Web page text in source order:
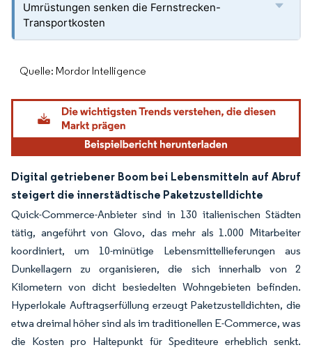
Umrüstungen senken die Fernstrecken-
Transportkosten
Quelle: Mordor Intelligence
Digital getriebener Boom bei Lebensmitteln auf Abruf
steigert die innerstädtische Paketzustelldichte
Quick-Commerce-Anbieter sind in 130 italienischen Städten
tätig, angeführt von Glovo, das mehr als 1.000 Mitarbeiter
koordiniert, um 10-minütige Lebensmittellieferungen aus
Dunkellagern zu organisieren, die sich innerhalb von 2
Kilometern von dicht besiedelten Wohngebieten befinden.
Hyperlokale Auftragserfüllung erzeugt Paketzustelldichten, die
etwa dreimal höher sind als im traditionellen E-Commerce, was
die Kosten pro Haltepunkt für Spediteure erheblich senkt.